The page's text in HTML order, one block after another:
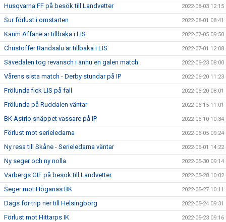
Husqvarna FF på besök till Landvetter 2022-08-03 12:15
Sur förlust i omstarten 2022-08-01 08:41
Karim Affane är tillbaka i LIS 2022-07-05 09:50
Christoffer Randsalu är tillbaka i LIS 2022-07-01 12:08
Sävedalen tog revansch i ännu en galen match 2022-06-23 08:00
Vårens sista match - Derby stundar på IP 2022-06-20 11:23
Frölunda fick LIS på fall 2022-06-20 08:01
Frölunda på Ruddalen väntar 2022-06-15 11:01
BK Astrio snäppet vassare på IP 2022-06-10 10:34
Förlust mot serieledarna 2022-06-05 09:24
Ny resa till Skåne - Serieledarna väntar 2022-06-01 14:22
Ny seger och ny nolla 2022-05-30 09:14
Varbergs GIF på besök till Landvetter 2022-05-28 10:02
Seger mot Höganäs BK 2022-05-27 10:11
Dags för trip ner till Helsingborg 2022-05-24 09:31
Förlust mot Hittarps IK 2022-05-23 09:16